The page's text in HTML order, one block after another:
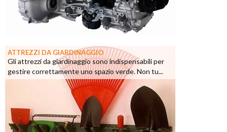
ATTREZZI DA GIARDINAGGIO
Gli attrezzi da giardinaggio sono indispensabili per
gestire correttamente uno spazio verde. Non tu...